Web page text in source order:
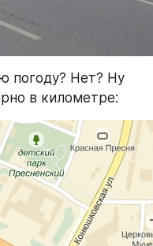
погоду? Нет? Ну
в километре: